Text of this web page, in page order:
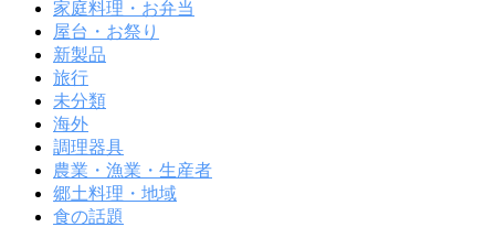
家庭料理・お弁当
屋台・お祭り
新製品
旅行
未分類
海外
調理器具
農業・漁業・生産者
郷土料理・地域
食の話題